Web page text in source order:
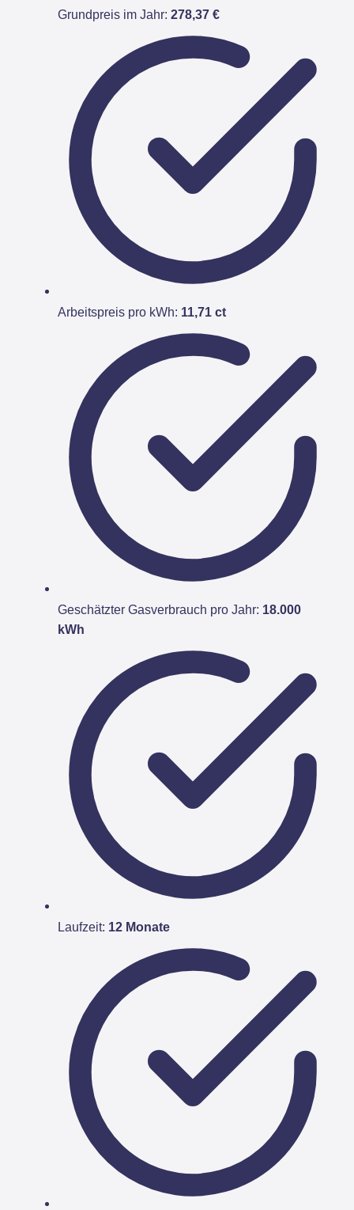
Grundpreis im Jahr: 278,37 €
Arbeitspreis pro kWh: 11,71 ct
Geschätzter Gasverbrauch pro Jahr: 18.000
kWh
Laufzeit: 12 Monate